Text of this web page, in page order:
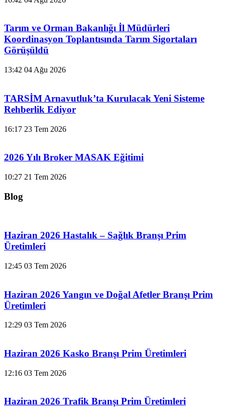
Tarım ve Orman Bakanlığı İl Müdürleri
Koordinasyon Toplantısında Tarım Sigortaları
Görüşüldü
13:42 04 Ağu 2026
TARSİM Arnavutluk’ta Kurulacak Yeni Sisteme
Rehberlik Ediyor
16:17 23 Tem 2026
2026 Yılı Broker MASAK Eğitimi
10:27 21 Tem 2026
Blog
Haziran 2026 Hastalık – Sağlık Branşı Prim
Üretimleri
12:45 03 Tem 2026
Haziran 2026 Yangın ve Doğal Afetler Branşı Prim
Üretimleri
12:29 03 Tem 2026
Haziran 2026 Kasko Branşı Prim Üretimleri
12:16 03 Tem 2026
Haziran 2026 Trafik Branşı Prim Üretimleri